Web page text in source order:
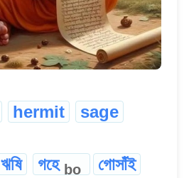
hermit
sage
ঋষি গহে bo
গোসাঁই